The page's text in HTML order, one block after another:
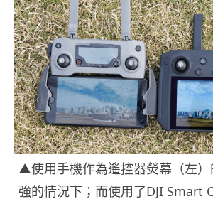
▲使用手機作為遙控器熒幕（左
強的情況下；而使用了DJI Smart